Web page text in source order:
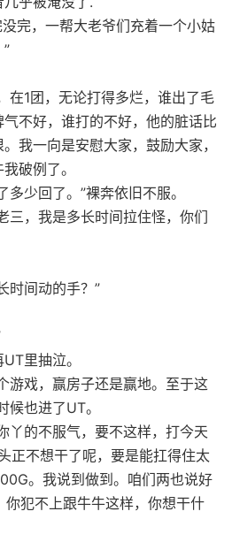
完，一帮大老爷们充着一个小姑
在1团，无论打得多烂，谁出了毛
不好，谁打的不好，他的脏话比
我一向是安慰大家，鼓励大家，
破例了。
少回了。”裸奔依旧不服。
三，我是多长时间拉住怪，你们
时间动的手？”
里抽泣。
游戏，赢房子还是赢地。至于这
候也进了UT。
丫的不服气，要不这样，打今天
正不想干了呢，要是能扛得住太
。我说到做到。咱们两也说好
犯不上跟牛牛这样，你想干什